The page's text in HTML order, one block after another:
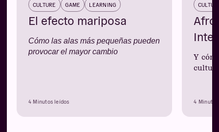
CULTURE GAME LEARNING
El efecto mariposa
Cómo las alas más pequeñas pueden
provocar el mayor cambio
4 Minutos leídos
Y
4